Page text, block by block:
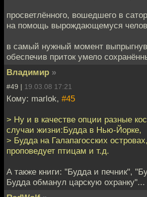
просветлённого, вошедшего в
на помощь вырождающемуся
в самый нужный момент
обеспечив приток умело
Владимир »
#49 | 19.03.08 17:21
Кому: marlok, #45
> Ну и в качестве опции разные
случаи жизни:Будда в Нью-Йорке,
> Будда на Галапагосских
проповедует птицам и т.д.
А также книги: "Будда и печник",
Будда обманул царскую охранку"...